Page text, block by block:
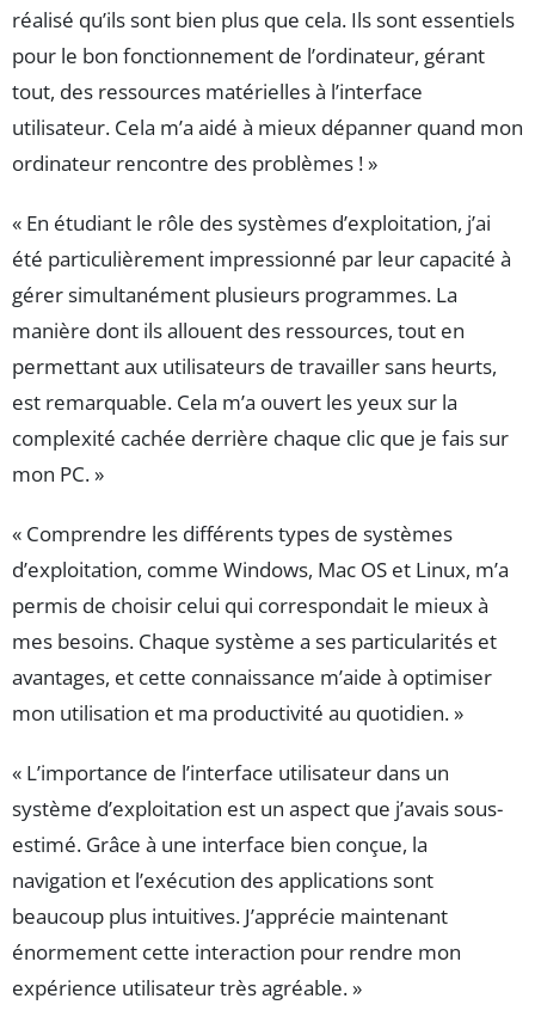
réalisé qu’ils sont bien plus que cela. Ils sont essentiels
pour le bon fonctionnement de l’ordinateur, gérant
tout, des ressources matérielles à l’interface
utilisateur. Cela m’a aidé à mieux dépanner quand mon
ordinateur rencontre des problèmes ! »
« En étudiant le rôle des systèmes d’exploitation, j’ai
été particulièrement impressionné par leur capacité à
gérer simultanément plusieurs programmes. La
manière dont ils allouent des ressources, tout en
permettant aux utilisateurs de travailler sans heurts,
est remarquable. Cela m’a ouvert les yeux sur la
complexité cachée derrière chaque clic que je fais sur
mon PC. »
« Comprendre les différents types de systèmes
d’exploitation, comme Windows, Mac OS et Linux, m’a
permis de choisir celui qui correspondait le mieux à
mes besoins. Chaque système a ses particularités et
avantages, et cette connaissance m’aide à optimiser
mon utilisation et ma productivité au quotidien. »
« L’importance de l’interface utilisateur dans un
système d’exploitation est un aspect que j’avais sous-
estimé. Grâce à une interface bien conçue, la
navigation et l’exécution des applications sont
beaucoup plus intuitives. J’apprécie maintenant
énormement cette interaction pour rendre mon
expérience utilisateur très agréable. »